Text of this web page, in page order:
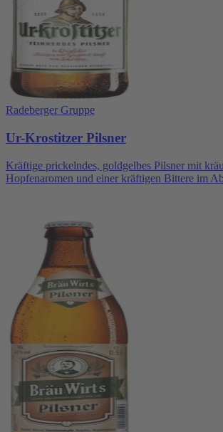
Radeberger Gruppe
Ur-Krostitzer Pilsner
Kräftige prickelndes, goldgelbes Pilsner mit
Hopfenaromen und einer kräftigen Bittere im